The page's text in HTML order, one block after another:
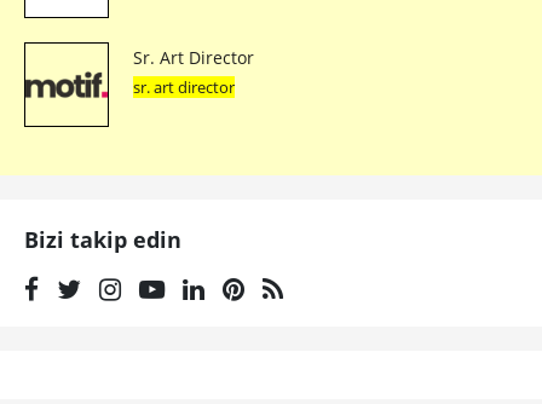
Sr. Art Director
sr. art director
Bizi takip edin